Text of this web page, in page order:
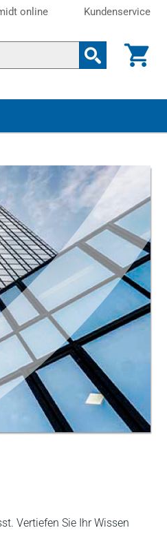
online Kundenservice
Vertiefen Sie Ihr Wissen